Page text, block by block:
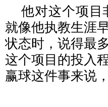
他对这个项目
就像他执教生涯
状态时，说得最
这个项目的投入
赢球这件事来说